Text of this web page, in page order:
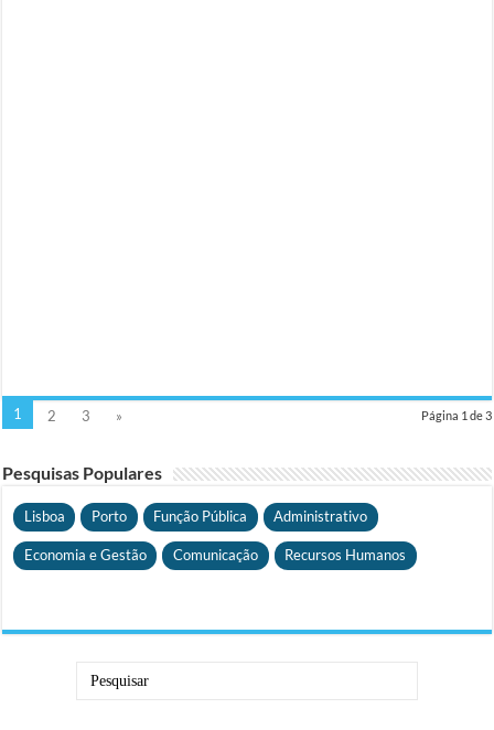
Página 1 de 3
1 2 3 »
Pesquisas Populares
Lisboa Porto Função Pública Administrativo
Economia e Gestão Comunicação Recursos Humanos